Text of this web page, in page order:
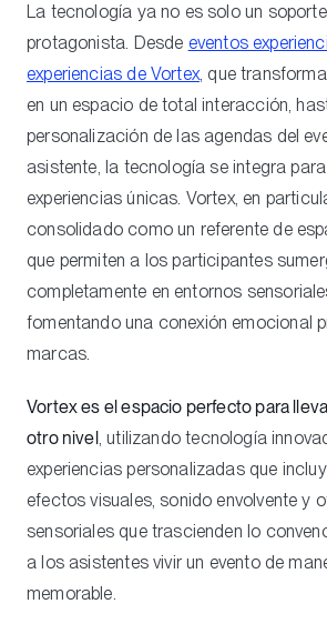
La tecnología ya no es solo un
protagonista. Desde eventos
experiencias de Vortex, que
en un espacio de total interacción,
personalización de las agendas del
asistente, la tecnología se integra
experiencias únicas. Vortex, en
consolidado como un referente de
que permiten a los participantes
completamente en entornos
fomentando una conexión emocional
marcas.
Vortex es el espacio perfecto para
otro nivel , utilizando tecnología
experiencias personalizadas que
efectos visuales, sonido envolvente y
sensoriales que trascienden lo
a los asistentes vivir un evento de
memorable.